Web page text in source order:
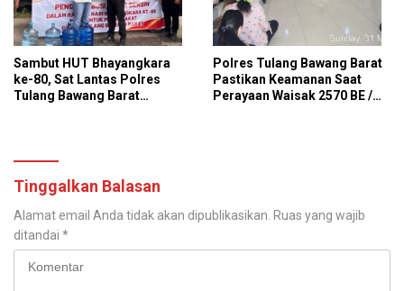
Sambut HUT Bhayangkara
ke-80, Sat Lantas Polres
Tulang Bawang Barat
Polres Tulang Bawang Barat
Pastikan Keamanan Saat
Perayaan Waisak 2570 BE /
Tinggalkan Balasan
Alamat email Anda tidak akan dipublikasikan. Ruas yang wajib
ditandai *